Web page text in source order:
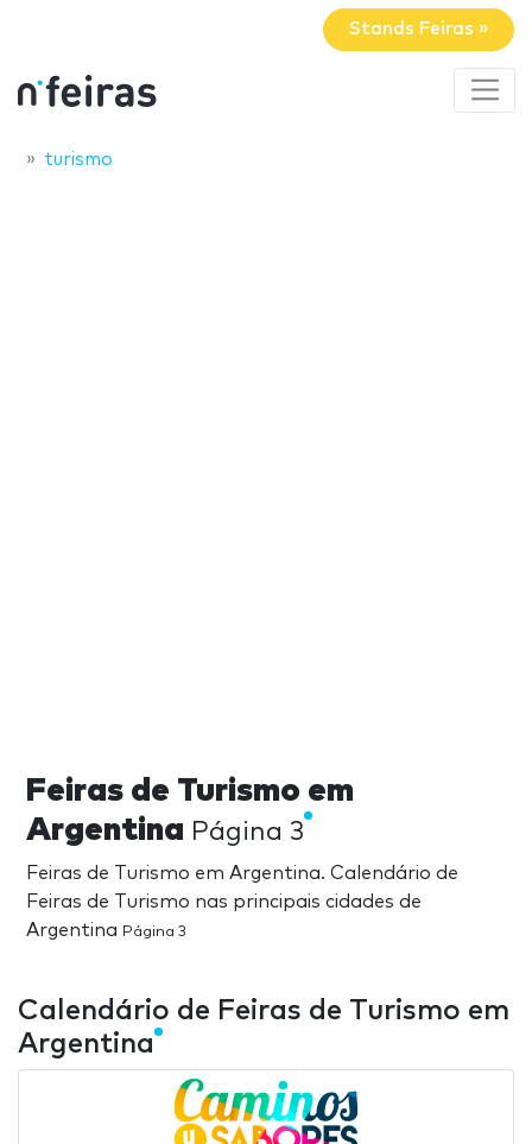
Stands Feiras »
turismo
Feiras de Turismo em
Argentina Página 3
Feiras de Turismo em Argentina. Calendário de
Feiras de Turismo nas principais cidades de
Argentina Página 3
Calendário de Feiras de Turismo em
Argentina